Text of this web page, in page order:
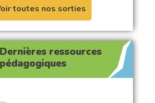
toutes nos sorties
Dernières ressources
pédagogiques